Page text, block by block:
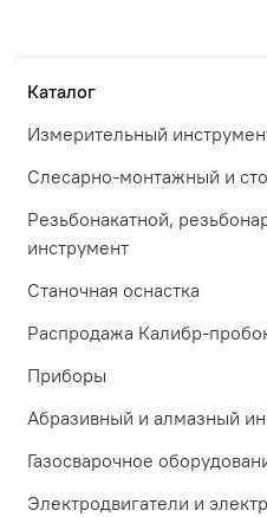
Каталог
Измерительный
Слесарно-монтажный и
Резьбонакатной,
инструмент
Станочная оснастка
Распродажа Калибр-
Приборы
Абразивный и алмазный
Газосварочное
Электродвигатели и